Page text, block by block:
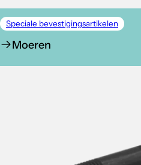
Speciale bevestigingsartikelen
Moeren